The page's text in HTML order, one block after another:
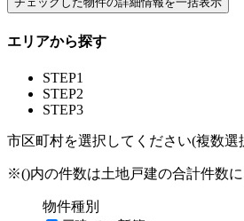
エリアから探す
STEP1
STEP2
STEP3
市区町村を選択してください(複数選
※()内の件数は土地戸建の合計件数に
物件種別